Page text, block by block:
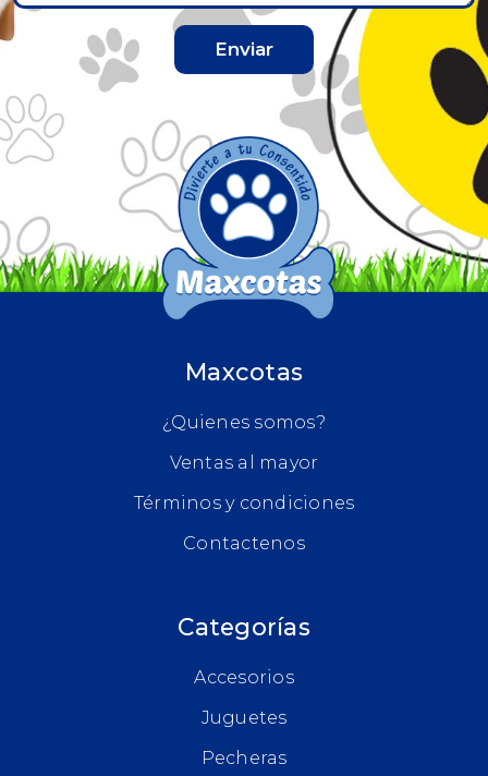
Enviar
Maxcotas
¿Quienes somos?
Ventas al mayor
Términos y condiciones
Contactenos
Categorías
Accesorios
Juguetes
Pecheras